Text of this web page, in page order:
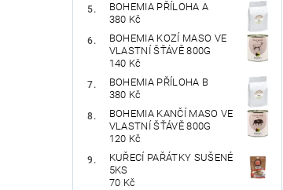
BOHEMIA PŘÍLOHA A
380 Kč
BOHEMIA KOZÍ MASO VE
VLASTNÍ ŠŤÁVĚ 800G
140 Kč
BOHEMIA PŘÍLOHA B
380 Kč
BOHEMIA KANČÍ MASO VE
VLASTNÍ ŠŤÁVĚ 800G
120 Kč
KUŘECÍ PAŘÁTKY SUŠENÉ
5KS
70 Kč